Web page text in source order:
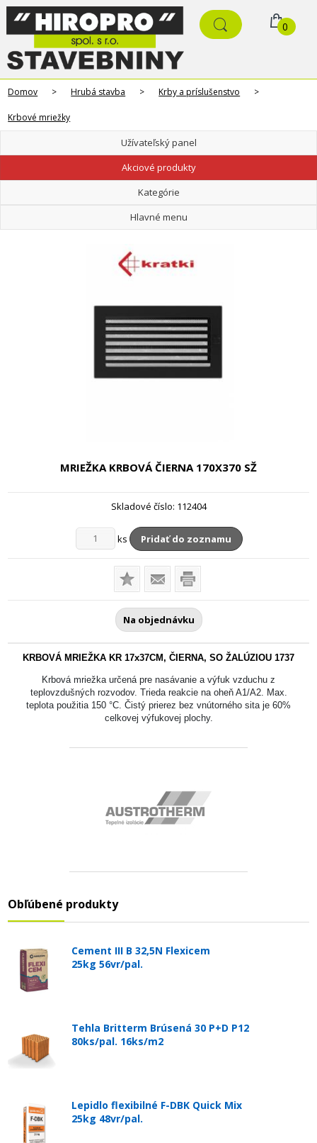
0
Domov > Hrubá stavba > Krby a príslušenstvo >
Krbové mriežky
Užívateľský panel
Akciové produkty
Kategórie
Hlavné menu
MRIEŽKA KRBOVÁ ČIERNA 170X370 SŽ
Skladové číslo: 112404
ks Pridať do zoznamu
Na objednávku
KRBOVÁ MRIEŽKA KR 17x37CM, ČIERNA, SO ŽALÚZIOU 1737
Krbová mriežka určená pre nasávanie a výfuk vzduchu z
teplovzdušných rozvodov. Trieda reakcie na oheň A1/A2. Max.
teplota použitia 150 °C. Čistý prierez bez vnútorného sita je 60%
celkovej výfukovej plochy.
Obľúbené produkty
Cement III B 32,5N Flexicem
25kg 56vr/pal.
Tehla Britterm Brúsená 30 P+D P12
80ks/pal. 16ks/m2
Lepidlo flexibilné F-DBK Quick Mix
25kg 48vr/pal.